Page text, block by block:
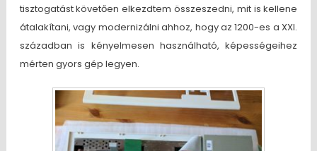
tisztogatást követően elkezdtem összeszedni, mit is kellene
átalakítani, vagy modernizálni ahhoz, hogy az 1200-es a XXI.
században is kényelmesen használható, képességeihez
mérten gyors gép legyen.